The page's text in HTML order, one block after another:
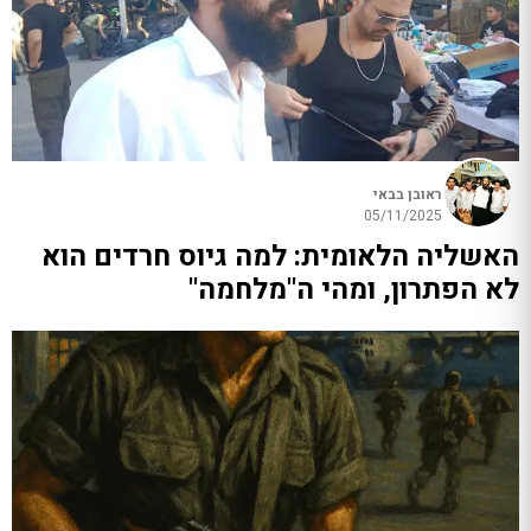
ראובן בבאי
05/11/2025
האשליה הלאומית: למה גיוס חרדים הוא
לא הפתרון, ומהי ה"מלחמה"